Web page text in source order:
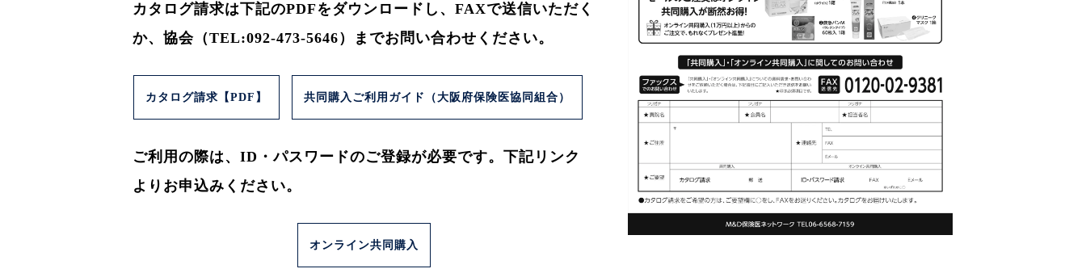
カタログ請求は下記のPDFをダウンロードし、FAXで送信いただく
か、協会（TEL:092-473-5646）
までお問い合わせください。
カタログ請求【PDF】 共同購入ご利用ガイド（大阪府保険医協同組合）
ご利用の際は、ID・パスワードのご登録が必要です。下記リンク
よりお申込みください。
オンライン共同購入